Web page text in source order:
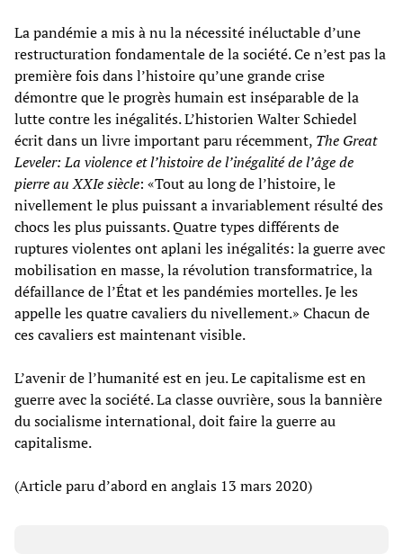
La pandémie a mis à nu la nécessité inéluctable d’une
restructuration fondamentale de la société. Ce n’est pas la
première fois dans l’histoire qu’une grande crise
démontre que le progrès humain est inséparable de la
lutte contre les inégalités. L’historien Walter Schiedel
écrit dans un livre important paru récemment, The Great
Leveler: La violence et l’histoire de l’inégalité de l’âge de
pierre au XXIesiècle: «Tout au long de l’histoire, le
nivellement le plus puissant a invariablement résulté des
chocs les plus puissants. Quatre types différents de
ruptures violentes ont aplani les inégalités: la guerre avec
mobilisation en masse, la révolution transformatrice, la
défaillance de l’État et les pandémies mortelles. Je les
appelle les quatre cavaliers du nivellement.» Chacun de
ces cavaliers est maintenant visible.
L’avenir de l’humanité est en jeu. Le capitalisme est en
guerre avec la société. La classe ouvrière, sous la bannière
du socialisme international, doit faire la guerre au
capitalisme.
(Article paru d’abord en anglais 13 mars 2020)